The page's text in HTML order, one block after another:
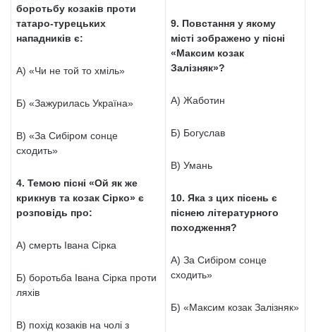
боротьбу козаків проти
татаро-турецьких
нападників є:
А) «Чи не той то хміль»
Б) «Зажурилась Україна»
В) «За Сибіром сонце
сходить»
4. Темою пісні «Ой як же
крикнув та козак Сірко» є
розповідь про:
А) смерть Івана Сірка
Б) боротьба Івана Сірка проти
ляхів
В) похід козаків на чолі з
9. Повстання у якому
місті зображено у пісні
«Максим козак
Залізняк»?
А) Жаботин
Б) Богуслав
В) Умань
10. Яка з цих пісень є
піснею літературного
походження?
А) За Сибіром сонце
сходить»
Б) «Максим козак Залізняк»